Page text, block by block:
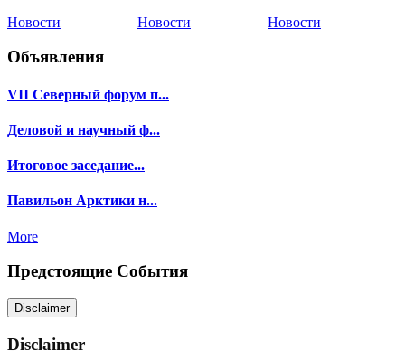
Новости
Новости
Новости
Объявления
VII Северный форум п...
Деловой и научный ф...
Итоговое заседание...
Павильон Арктики н...
More
Предстоящие События
Disclaimer
Disclaimer